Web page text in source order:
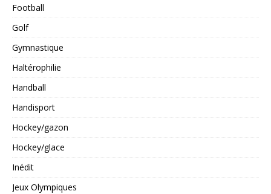
Football
Golf
Gymnastique
Haltérophilie
Handball
Handisport
Hockey/gazon
Hockey/glace
Inédit
Jeux Olympiques